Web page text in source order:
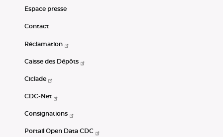
Espace presse
Contact
Réclamation
Caisse des Dépôts
Ciclade
CDC-Net
Consignations
Portail Open Data CDC